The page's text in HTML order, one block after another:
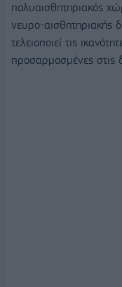
πολυαισθητηριακός
νευρο-αισθητηριακής
τελειοποιεί τις
προσαρμοσμένες στις